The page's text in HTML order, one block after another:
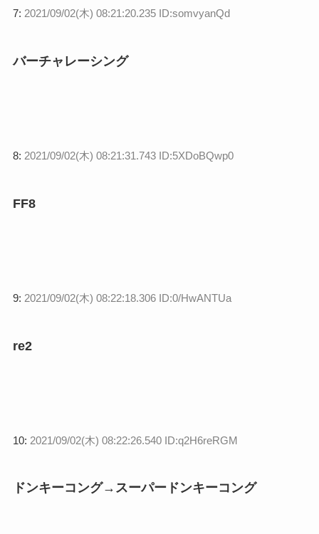
7: 2021/09/02(木) 08:21:20.235 ID:somvyanQd
バーチャレーシング
8: 2021/09/02(木) 08:21:31.743 ID:5XDoBQwp0
FF8
9: 2021/09/02(木) 08:22:18.306 ID:0/HwANTUa
re2
10: 2021/09/02(木) 08:22:26.540 ID:q2H6reRGM
ドンキーコング→スーパードンキーコング